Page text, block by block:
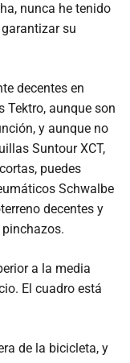
nunca he tenido
su
decentes en
Tektro, aunque son
y aunque no
Suntour XCT,
puedes
Schwalbe
decentes y
a la media
El cuadro está
de la bicicleta, y